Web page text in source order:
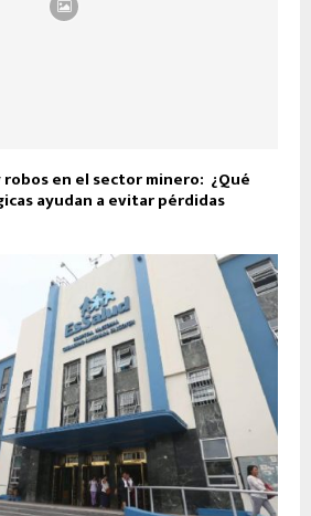
en el sector minero: ¿Qué
ayudan a evitar pérdidas